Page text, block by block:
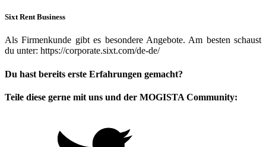
Sixt Rent Business
Als Firmenkunde gibt es besondere Angebote. Am besten schaust
du unter: https://corporate.sixt.com/de-de/
Du hast bereits erste Erfahrungen gemacht?
Teile diese gerne mit uns und der MOGISTA Community: